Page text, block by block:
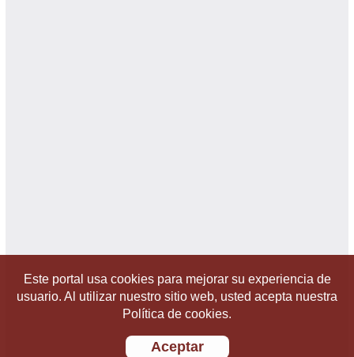
Este portal usa cookies para mejorar su experiencia de
usuario. Al utilizar nuestro sitio web, usted acepta nuestra
Política de cookies.
Aceptar